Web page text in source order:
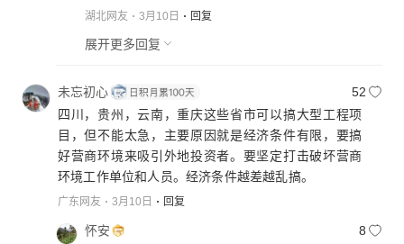
湖北网友 3月10日 回复
展开更多回复
未忘初心
52
四川，贵州，云南，重庆这些省市可以搞大型工程项
目，但不能太急，主要原因就是经济条件有限，要搞
好营商环境来吸引外地投资者。要坚定打击破坏营商
环境工作单位和人员。经济条件越差越乱搞。
广东网友 3月10日 回复
怀安
8